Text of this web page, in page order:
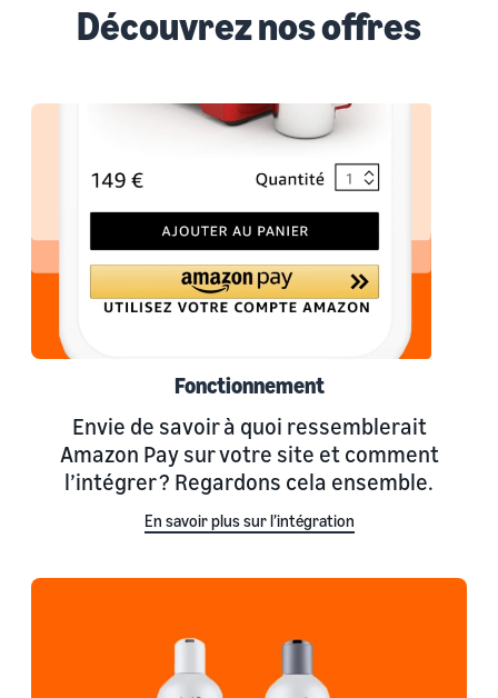
Découvrez nos offres
Fonctionnement
Envie de savoir à quoi ressemblerait
Amazon Pay sur votre site et comment
l’intégrer ? Regardons cela ensemble.
En savoir plus sur l’intégration